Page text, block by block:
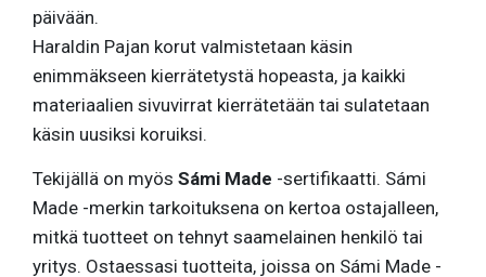
päivään.
Haraldin Pajan korut valmistetaan käsin
enimmäkseen kierrätetystä hopeasta, ja kaikki
materiaalien sivuvirrat kierrätetään tai sulatetaan
käsin uusiksi koruiksi.
Tekijällä on myös Sámi Made -sertifikaatti. Sámi
Made -merkin tarkoituksena on kertoa ostajalleen,
mitkä tuotteet on tehnyt saamelainen henkilö tai
yritys. Ostaessasi tuotteita, joissa on Sámi Made -